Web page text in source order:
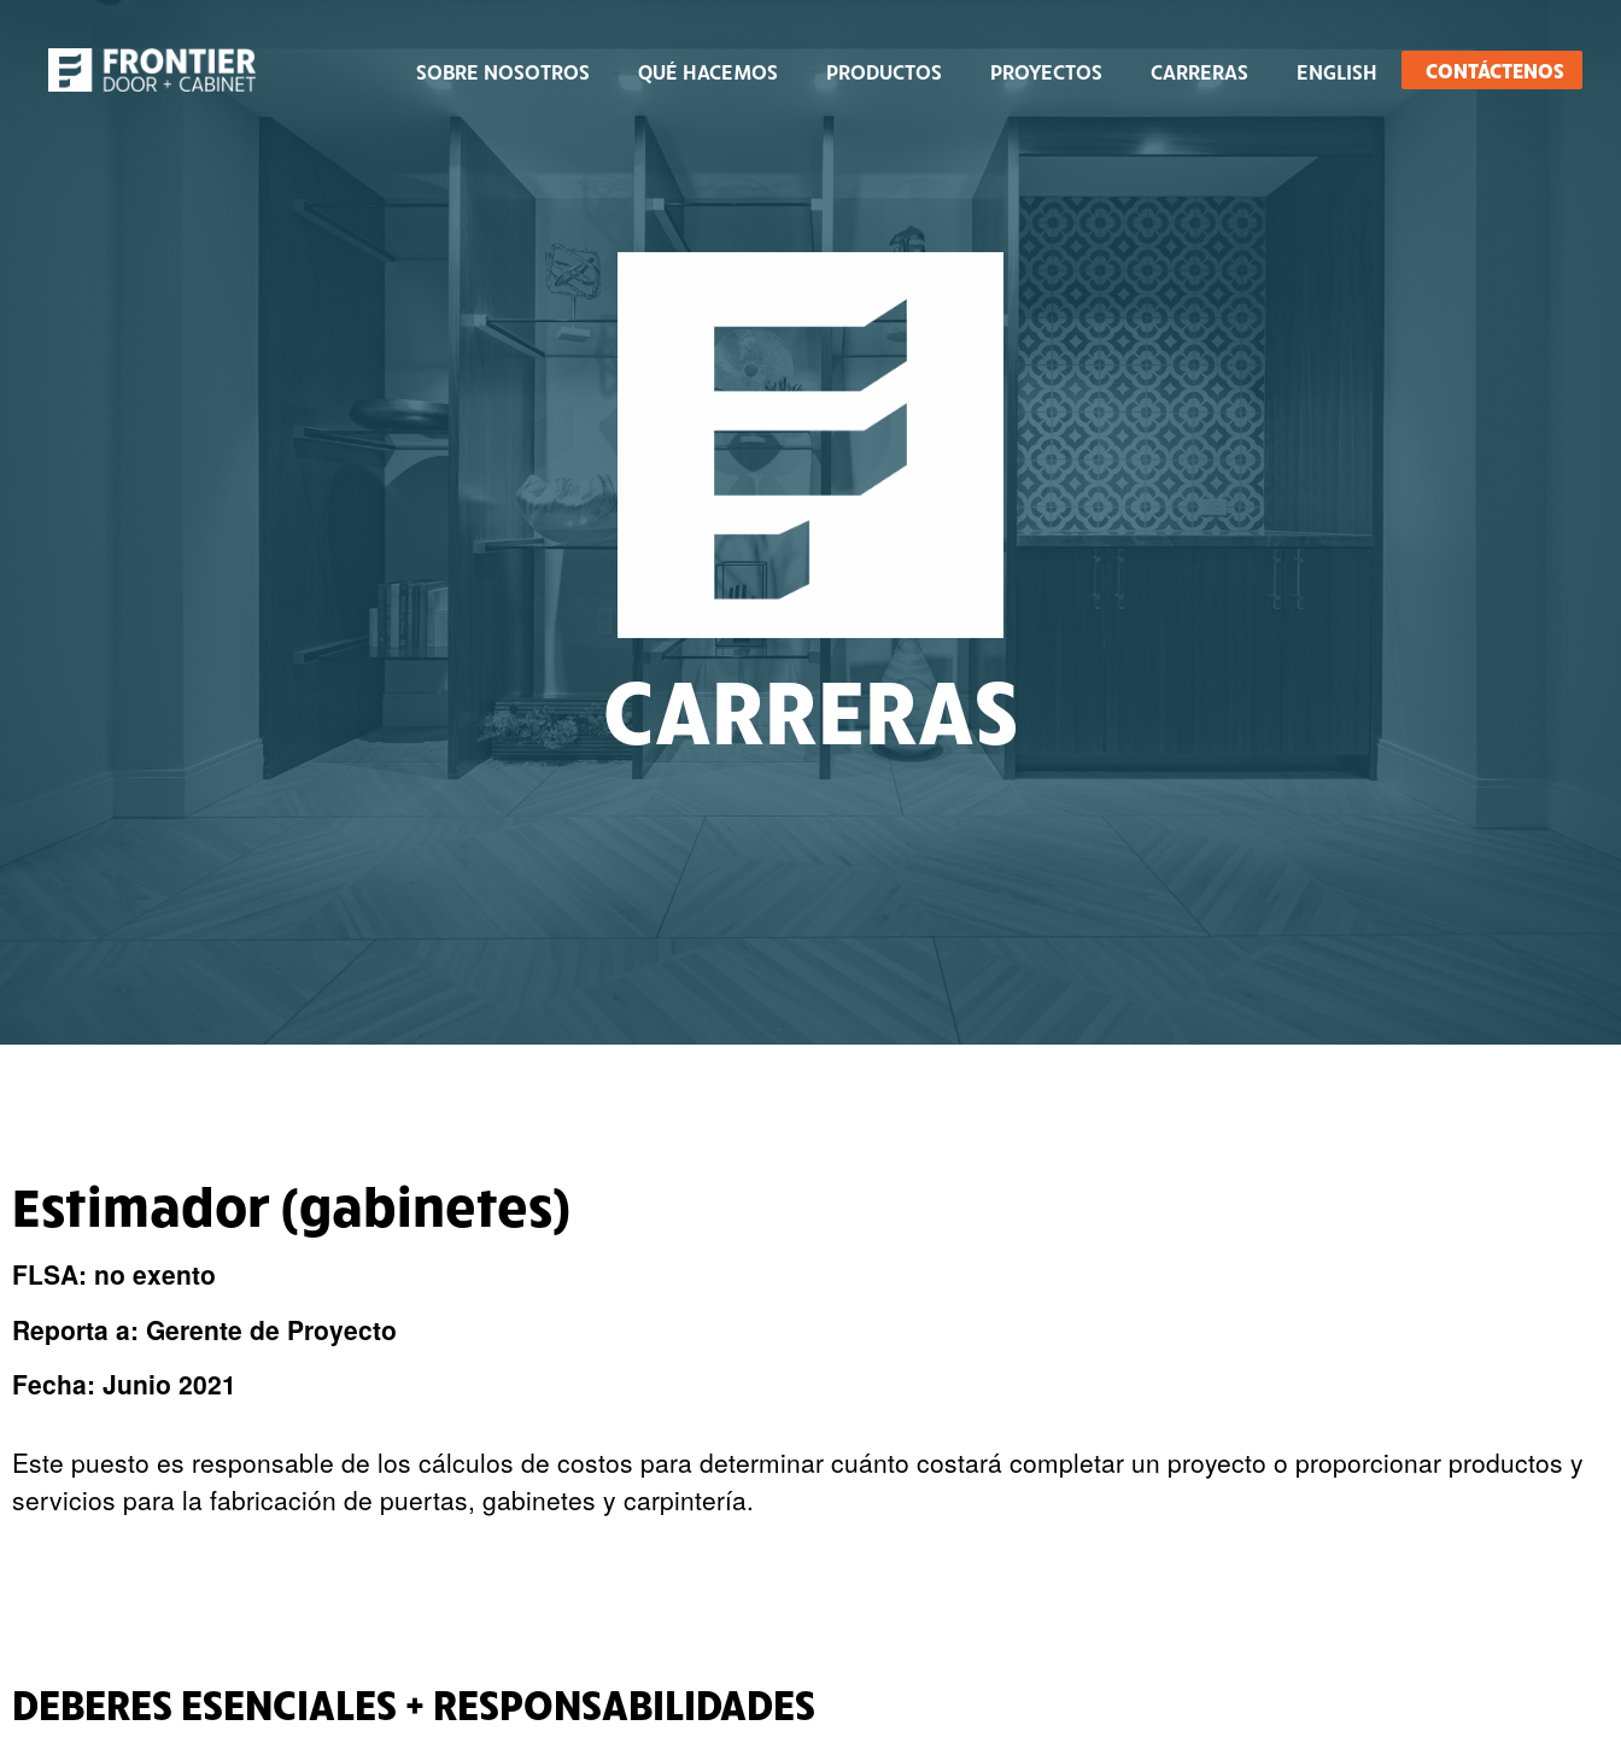
SOBRE NOSOTROS QUÉ HACEMOS PRODUCTOS PROYECTOS CARRERAS ENGLISH CONTÁCTENOS
CARRERAS
Estimador (gabinetes)
FLSA: no exento
Reporta a: Gerente de Proyecto
Fecha: Junio 2021
Este puesto es responsable de los cálculos de costos para determinar cuánto costará completar un proyecto o proporcionar productos y
servicios para la fabricación de puertas, gabinetes y carpintería.
DEBERES ESENCIALES + RESPONSABILIDADES